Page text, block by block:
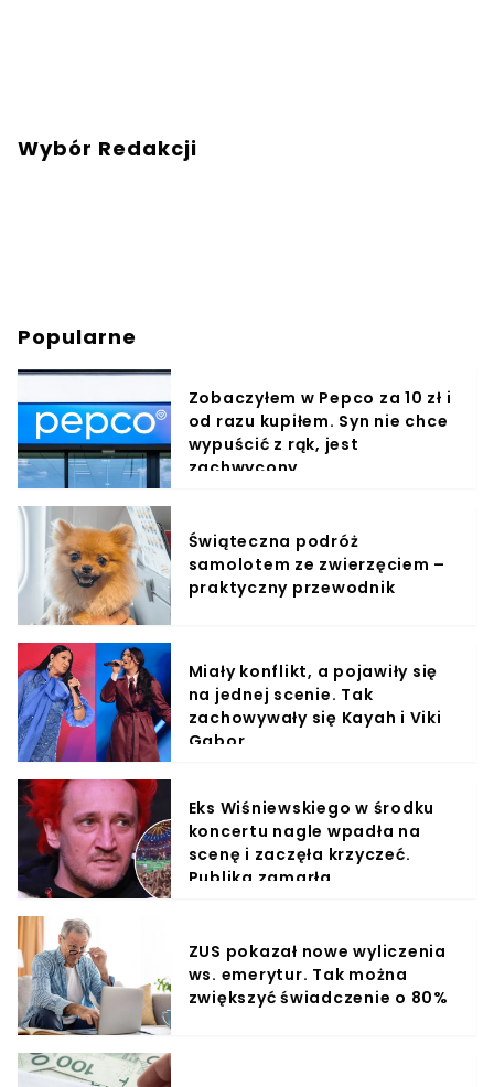
Wybór Redakcji
Popularne
Zobaczyłem w Pepco za 10 zł i
od razu kupiłem. Syn nie chce
wypuścić z rąk, jest
zachwycony
Świąteczna podróż
samolotem ze zwierzęciem –
praktyczny przewodnik
Miały konflikt, a pojawiły się
na jednej scenie. Tak
zachowywały się Kayah i Viki
Gabor
Eks Wiśniewskiego w środku
koncertu nagle wpadła na
scenę i zaczęła krzyczeć.
Publika zamarła
ZUS pokazał nowe wyliczenia
ws. emerytur. Tak można
zwiększyć świadczenie o 80%